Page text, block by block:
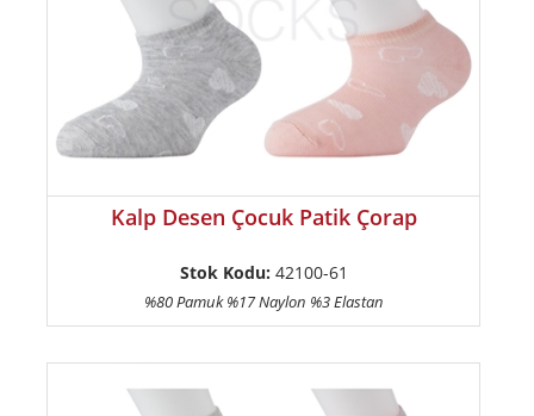
Kalp Desen Çocuk Patik Çorap
Stok Kodu: 42100-61
%80 Pamuk %17 Naylon %3 Elastan